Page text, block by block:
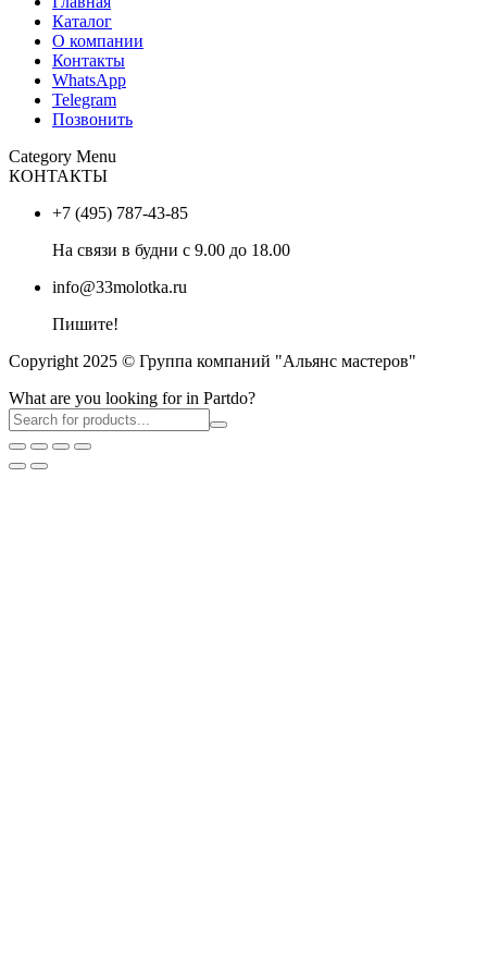
Каталог
О компании
Контакты
WhatsApp
Telegram
Позвонить
Category Menu
КОНТАКТЫ
+7 (495) 787-43-85
На связи в будни с 9.00 до 18.00
info@33molotka.ru
Пишите!
Copyright 2025 © Группа компаний "Альянс мастеров"
What are you looking for in Partdo?